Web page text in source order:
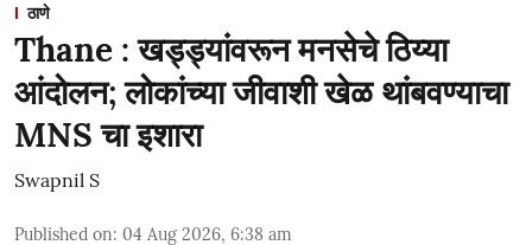
ठाणे
Thane : खड्ड्यांवरून मनसेचे ठिय्या
आंदोलन; लोकांच्या जीवाशी खेळ थांबवण्याचा
MNS चा इशारा
Swapnil S
Published on: 04 Aug 2026, 6:38 am